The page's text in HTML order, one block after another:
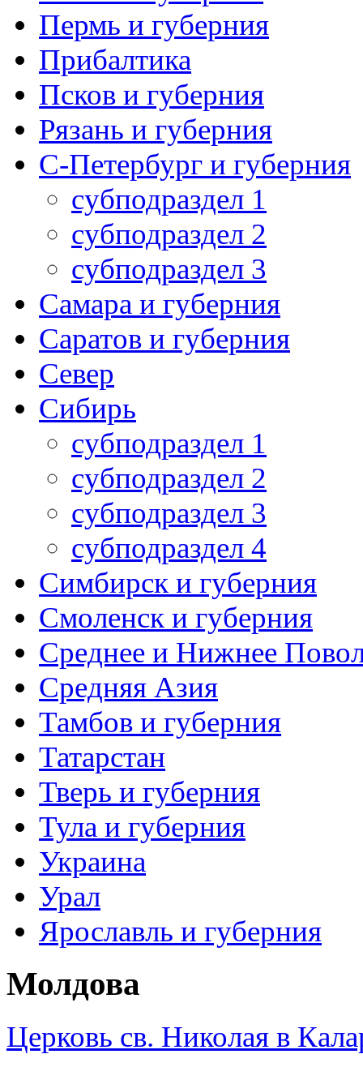
Пермь и губерния
Прибалтика
Псков и губерния
Рязань и губерния
С-Петербург и губерния
субподраздел 1
субподраздел 2
субподраздел 3
Самара и губерния
Саратов и губерния
Север
Сибирь
субподраздел 1
субподраздел 2
субподраздел 3
субподраздел 4
Симбирск и губерния
Смоленск и губерния
Среднее и Нижнее
Средняя Азия
Тамбов и губерния
Татарстан
Тверь и губерния
Тула и губерния
Украина
Урал
Ярославль и губерния
Молдова
Церковь св. Николая в